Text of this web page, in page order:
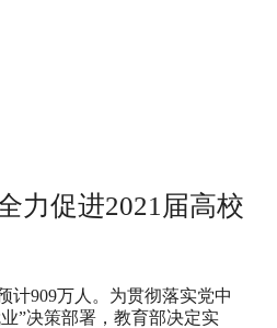
力促进2021届高校
计909万人。为贯彻落实党中
”决策部署，教育部决定实